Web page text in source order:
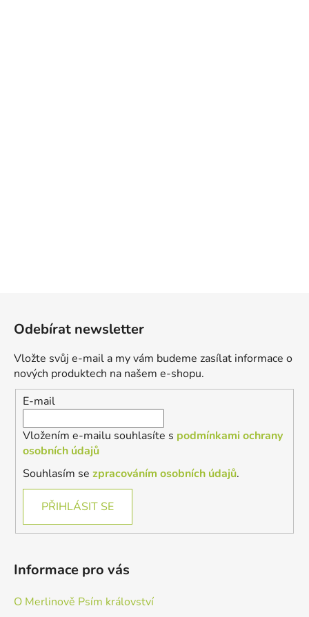
Odebírat newsletter
Vložte svůj e-mail a my vám budeme zasílat informace o
nových produktech na našem e-shopu.
E-mail
Vložením e-mailu souhlasíte s podmínkami ochrany
osobních údajů
Souhlasím se zpracováním osobních údajů.
PŘIHLÁSIT SE
Informace pro vás
O Merlinově Psím království